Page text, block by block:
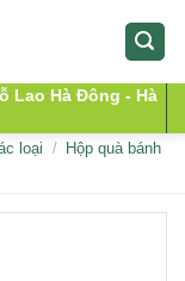
Lao Hà Đông - Hà
loại /
Hộp quà bánh